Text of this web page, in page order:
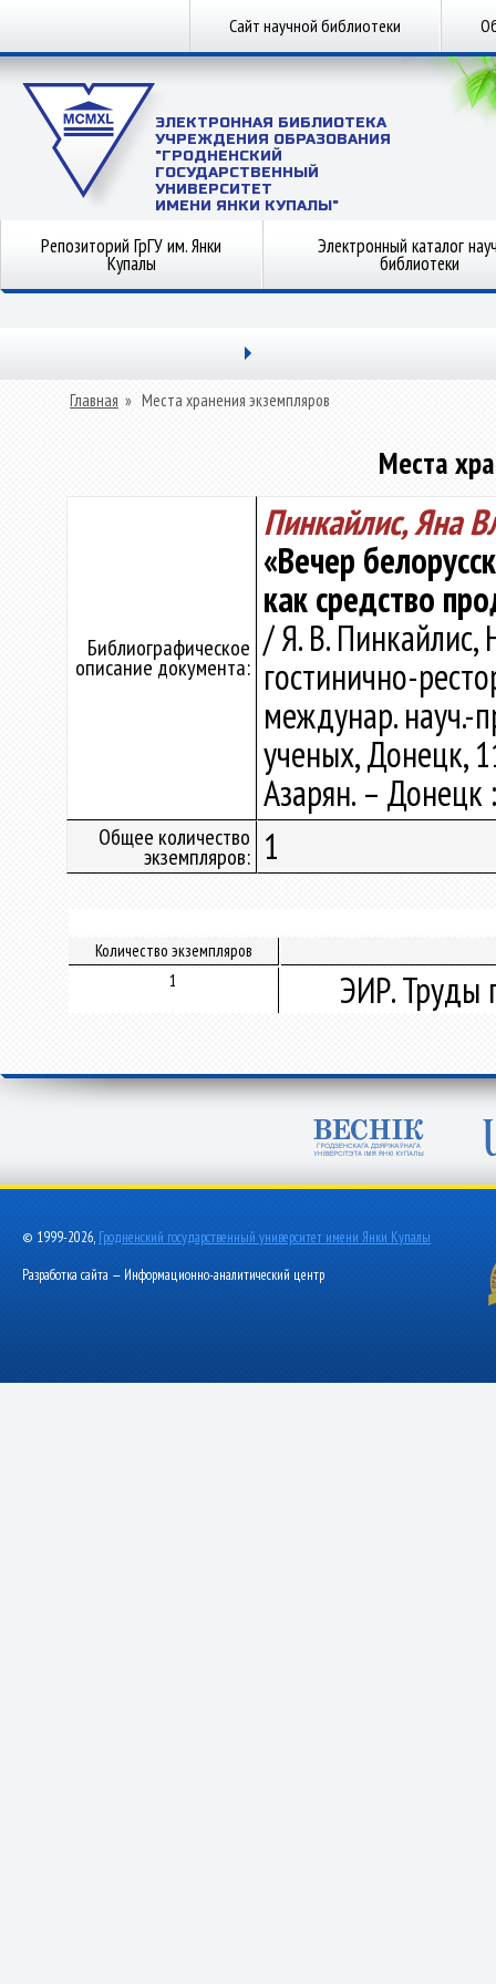
Сайт научной библиотеки
ЭЛЕКТРОННАЯ БИБЛИОТЕКА
УЧРЕЖДЕНИЯ ОБРАЗОВАНИЯ
"ГРОДНЕНСКИЙ
ГОСУДАРСТВЕННЫЙ
УНИВЕРСИТЕТ
ИМЕНИ ЯНКИ КУПАЛЫ"
Репозиторий ГрГУ им. Янки
Купалы
Электронный каталог
библиотеки
Главная » Места хранения экземпляров
Места
Библиографическое
описание документа:
Пинкайлис, Яна
«Вечер
как средство
/ Я. В. Пинкайлис,
гостинично-
междунар. науч.-
ученых, Донецк,
Азарян. –
Общее количество
экземпляров: 1
Количество экземпляров
1
ЭИР. Труды
© 1999-2026, Гродненский государственный университет имени Янки Купалы
Разработка сайта — Информационно-аналитический центр